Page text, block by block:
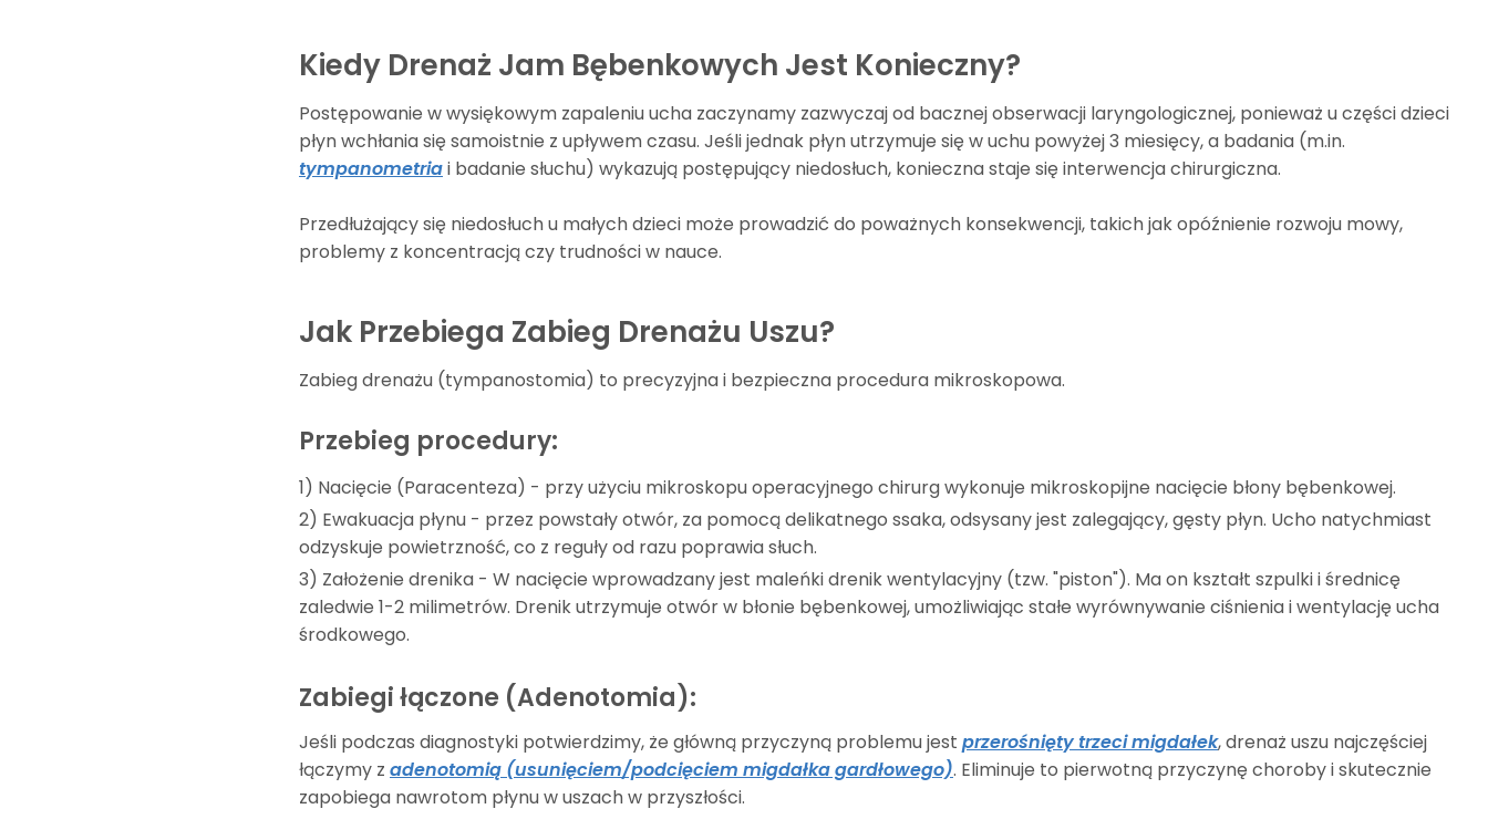
Kiedy Drenaż Jam Bębenkowych Jest Konieczny?
Postępowanie w wysiękowym zapaleniu ucha zaczynamy zazwyczaj od bacznej obserwacji laryngologicznej, ponieważ u części dzieci
płyn wchłania się samoistnie z upływem czasu. Jeśli jednak płyn utrzymuje się w uchu powyżej 3 miesięcy, a badania (m.in.
tympanometriai badanie słuchu) wykazują postępujący niedosłuch, konieczna staje się interwencja chirurgiczna.
Przedłużający się niedosłuch u małych dzieci może prowadzić do poważnych konsekwencji, takich jak opóźnienie rozwoju mowy,
problemy z koncentracją czy trudności w nauce.
Jak Przebiega Zabieg Drenażu Uszu?
Zabieg drenażu (tympanostomia) to precyzyjna i bezpieczna procedura mikroskopowa.
Przebieg procedury:
1) Nacięcie (Paracenteza) - przy użyciu mikroskopu operacyjnego chirurg wykonuje mikroskopijne nacięcie błony bębenkowej.
2) Ewakuacja płynu - przez powstały otwór, za pomocą delikatnego ssaka, odsysany jest zalegający, gęsty płyn. Ucho natychmiast
odzyskuje powietrzność, co z reguły od razu poprawia słuch.
3) Założenie drenika - W nacięcie wprowadzany jest maleńki drenik wentylacyjny (tzw. "piston"). Ma on kształt szpulki i średnicę
zaledwie 1-2 milimetrów. Drenik utrzymuje otwór w błonie bębenkowej, umożliwiając stałe wyrównywanie ciśnienia i wentylację ucha
środkowego.
Zabiegi łączone (Adenotomia):
Jeśli podczas diagnostyki potwierdzimy, że główną przyczyną problemu jest przerośnięty trzeci migdałek, drenaż uszu najczęściej
łączymy z adenotomią (usunięciem/podcięciem migdałka gardłowego). Eliminuje to pierwotną przyczynę choroby i skutecznie
zapobiega nawrotom płynu w uszach w przyszłości.